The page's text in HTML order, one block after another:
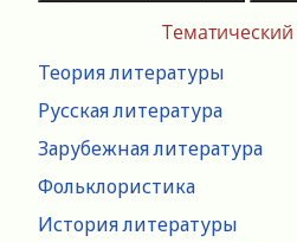
Тематический
Теория литературы
Русская литература
Зарубежная литература
Фольклористика
История литературы